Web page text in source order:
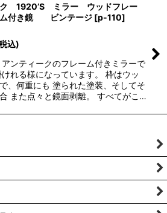
ク 1920’S ミラー ウッドフレー
付き鏡 ビンテージ [p-110]
込)
ンティークのフレーム付きミラーで
れる様になっています。 枠はウッ
、何重にも 塗られた塗装、そしてそ
また点々と鏡面剥離。 すべてがこ…